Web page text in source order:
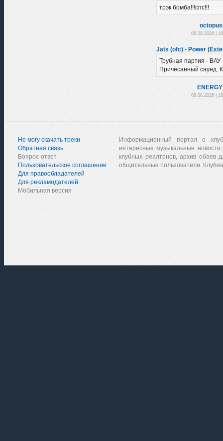
трэк бомба!!!спс!!!
08.08.2026 |
Jats (ofc) - Power
Трубная партия - ВАУ
Причёсанный саунд.
08.08.2026 |
Не могу скачать треки
Обратная связь
Вопрос-ответ
Пользовательское соглашение
Для правообладателей
Для рекламодателей
Мобильная версия
Информационный портал о
интересные музыкальные
клубных реалтонов, архив обоев
общительные пользователи.